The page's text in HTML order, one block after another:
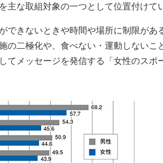
な取組対象の一つとして位置付けて
きないときや時間や場所に制限が
二極化や、食べない・運動しない
メッセージを発信する「女性のスポ